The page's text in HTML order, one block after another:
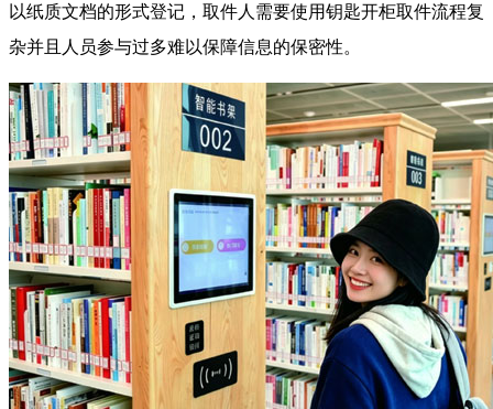
以纸质文档的形式登记，取件人需要使用钥匙开柜取件流程复
杂并且人员参与过多难以保障信息的保密性。